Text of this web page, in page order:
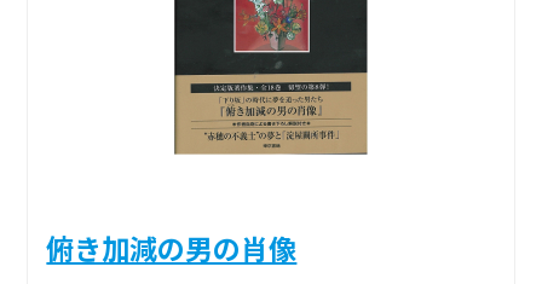
俯き加減の男の肖像